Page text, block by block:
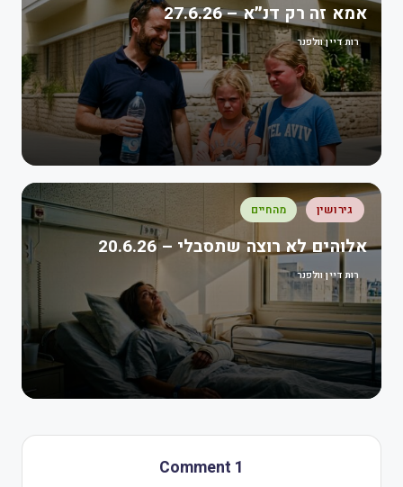
אמא זה רק דנ״א – 27.6.26
רות דיין וולפנר
גירושין מהחיים
אלוהים לא רוצה שתסבלי – 20.6.26
רות דיין וולפנר
1 Comment